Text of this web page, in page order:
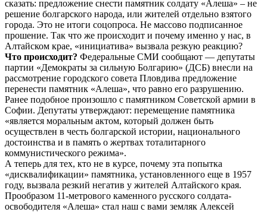
сказать: предложение снести памятник солдату «Алеша» – не
решение болгарского народа, или жителей отдельно взятого
города. Это не итоги соцопроса. Не массово подписанное
прошение. Так что же происходит и почему именно у нас, в
Алтайском крае, «инициатива» вызвала резкую реакцию?
Что происходит? Федеральные СМИ сообщают — депутаты
партии «Демократы за сильную Болгарию» (ДСБ) внесли на
рассмотрение городского совета Пловдива предложение
перенести памятник «Алеша», что равно его разрушению.
Ранее подобное произошло с памятником Советской армии в
Софии. Депутаты утверждают: перемещение памятника
«является моральным актом, который должен быть
осуществлен в честь болгарской истории, национального
достоинства и в память о жертвах тоталитарного
коммунистического режима».
А теперь для тех, кто не в курсе, почему эта попытка
«дисквалификации» памятника, установленного еще в 1957
году, вызвала резкий негатив у жителей Алтайского края.
Прообразом 11-метрового каменного русского солдата-
освободителя «Алеша» стал наш с вами земляк Алексей